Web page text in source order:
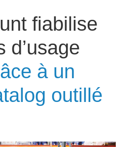
fiabilise
d’usage
à un
outillé